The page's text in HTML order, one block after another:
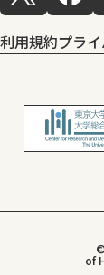
利用規約プラ
of